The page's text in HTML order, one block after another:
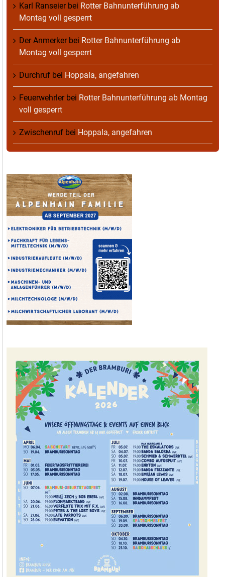
Karl Ranseierbei Rotter Bahnunterführung ab
Montag voll gesperrt
Der Anmerkerbei Rotter Bahnunterführung ab
Montag voll gesperrt
Durchruf bei Hoppala, angefahren
Feuerwehrlerbei Rotter Bahnunterführung ab Montag
voll gesperrt
Zwischenruf bei Hoppala, angefahren